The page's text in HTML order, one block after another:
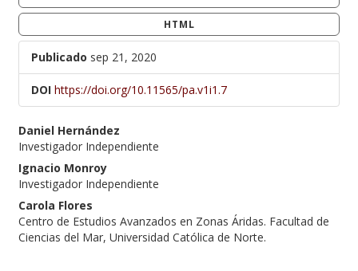
HTML
Publicado sep 21, 2020
DOI https://doi.org/10.11565/pa.v1i1.7
Daniel Hernández
Investigador Independiente
Ignacio Monroy
Investigador Independiente
Carola Flores
Centro de Estudios Avanzados en Zonas Áridas. Facultad de
Ciencias del Mar, Universidad Católica de Norte.